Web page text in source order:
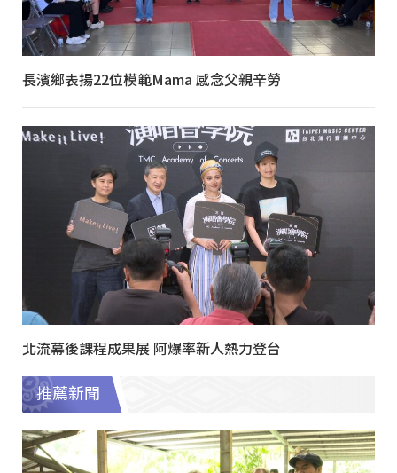
長濱鄉表揚22位模範Mama 感念父親辛勞
北流幕後課程成果展 阿爆率新人熱力登台
推薦新聞